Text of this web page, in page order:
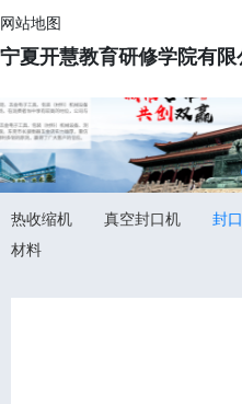
网站地图
宁夏开慧教育研修学院有限
热收缩机 真空封口机 封
材料